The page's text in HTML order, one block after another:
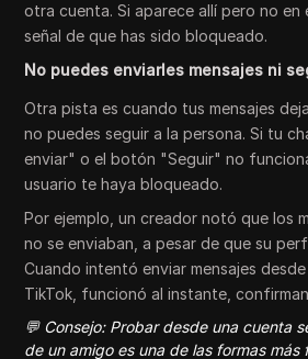
otra cuenta. Si aparece allí pero no
señal de que has sido bloqueado.
No puedes enviarles mensajes ni
Otra pista es cuando tus mensajes
no puedes seguir a la persona. Si tu
enviar" o el botón "Seguir" no
usuario te haya bloqueado.
Por ejemplo, un creador notó que los
no se enviaban, a pesar de que su
Cuando intentó enviar mensajes
TikTok, funcionó al instante,
💬 Consejo: Probar desde una cuenta
de un amigo es una de las formas